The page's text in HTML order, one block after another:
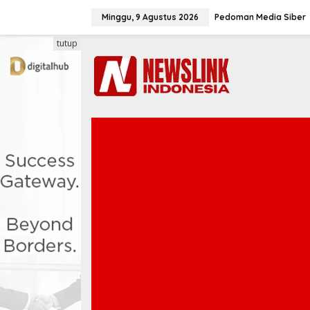
Minggu, 9 Agustus 2026 Pedoman Media Siber
tutup